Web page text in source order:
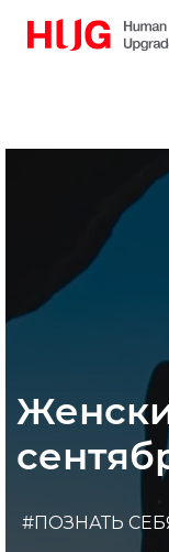
#ПОЗНАТЬ